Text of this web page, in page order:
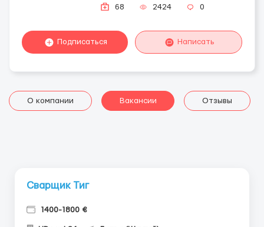
68 2424 0
Подписаться Написать
О компании Вакансии Отзывы
Сварщик Тиг
1400-1800 €